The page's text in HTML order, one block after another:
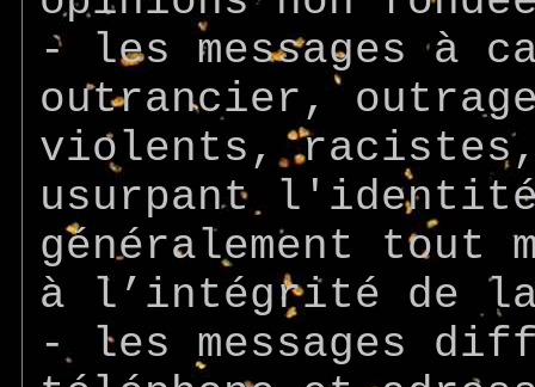
- les messages à
outrancier,
violents, racistes,
usurpant
généralement tout
à l’intégrité de la
- les messages